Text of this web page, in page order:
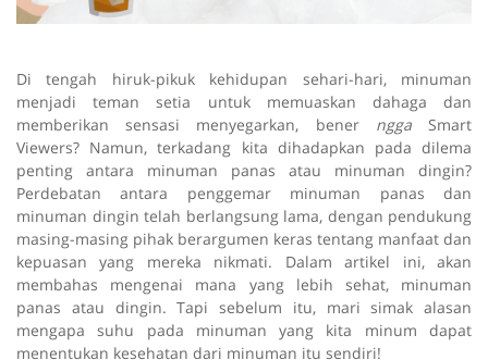
Di tengah hiruk-pikuk kehidupan sehari-hari, minuman
menjadi teman setia untuk memuaskan dahaga dan
memberikan sensasi menyegarkan, bener nggaSmart
Viewers? Namun, terkadang kita dihadapkan pada dilema
penting antara minuman panas atau minuman dingin?
Perdebatan antara penggemar minuman panas dan
minuman dingin telah berlangsung lama, dengan pendukung
masing-masing pihak berargumen keras tentang manfaat dan
kepuasan yang mereka nikmati. Dalam artikel ini, akan
membahas mengenai mana yang lebih sehat, minuman
panas atau dingin. Tapi sebelum itu, mari simak alasan
mengapa suhu pada minuman yang kita minum dapat
menentukan kesehatan dari minuman itu sendiri!